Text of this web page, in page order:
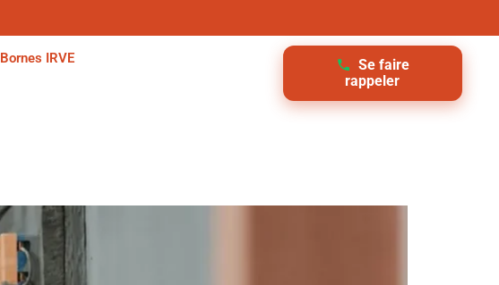
Bornes IRVE
Se faire
rappeler